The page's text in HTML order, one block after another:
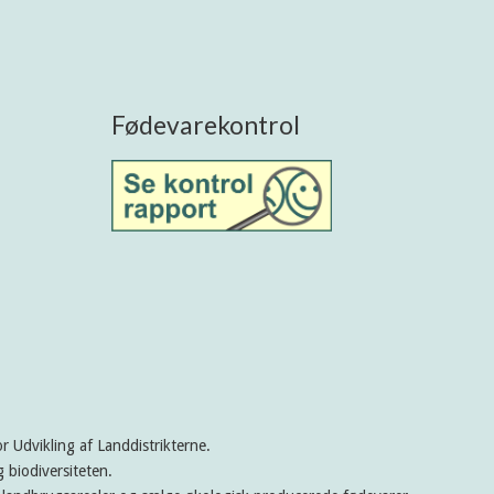
Fødevarekontrol
Udvikling af Landdistrikterne.
biodiversiteten.